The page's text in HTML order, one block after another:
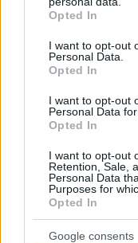
grant or deny
use your data for
consent section.
Opted In
I want to opt-out
Personal Data.
Opted In
I want to opt-out
Personal Data
Opted In
I want to opt-out
Retention, Sale,
Personal Data
Purposes for
Opted In
Google consents
«Πόσα θέλεις για
Κρήτη ζητά... τιμή
καταγγέλλει ο